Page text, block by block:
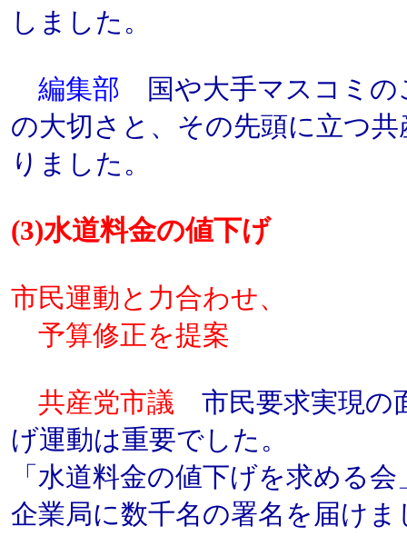
しました。
編集部 国や大手マスコミの
の大切さと、その先頭に立つ
りました。
(3)水道料金の値下げ
市民運動と力合わせ、
予算修正を提案
共産党市議 市民要求実現の
げ運動は重要でした。
「水道料金の値下げを求める
企業局に数千名の署名を届け